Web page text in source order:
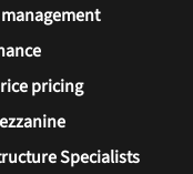
pricing
Specialists